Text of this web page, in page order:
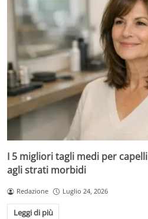
I 5 migliori tagli medi per
agli strati morbidi
Redazione Luglio 24, 2026
Leggi di più